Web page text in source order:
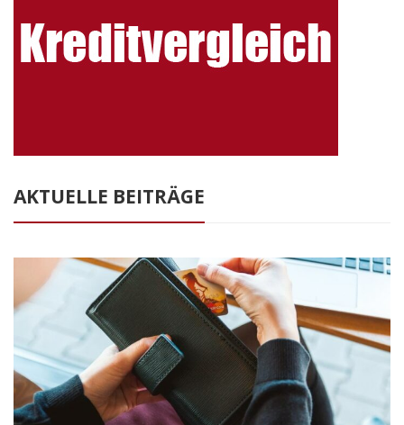
AKTUELLE BEITRÄGE